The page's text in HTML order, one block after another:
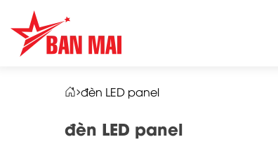
đèn LED panel
đèn LED panel